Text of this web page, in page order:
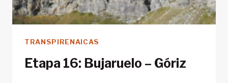
TRANSPIRENAICAS
Etapa 16: Bujaruelo – Góriz